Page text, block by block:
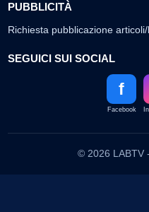
PUBBLICITÀ
Richiesta pubblicazione
SEGUICI SUI SOCIAL
f
Facebook
© 2026 LABTV